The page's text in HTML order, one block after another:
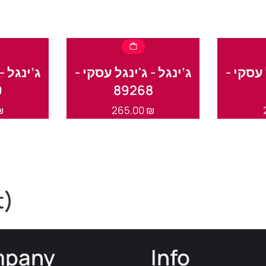
ג’ינגל - ג'ינגל עסקי -
89268
265.00₪
עסקי -
Info